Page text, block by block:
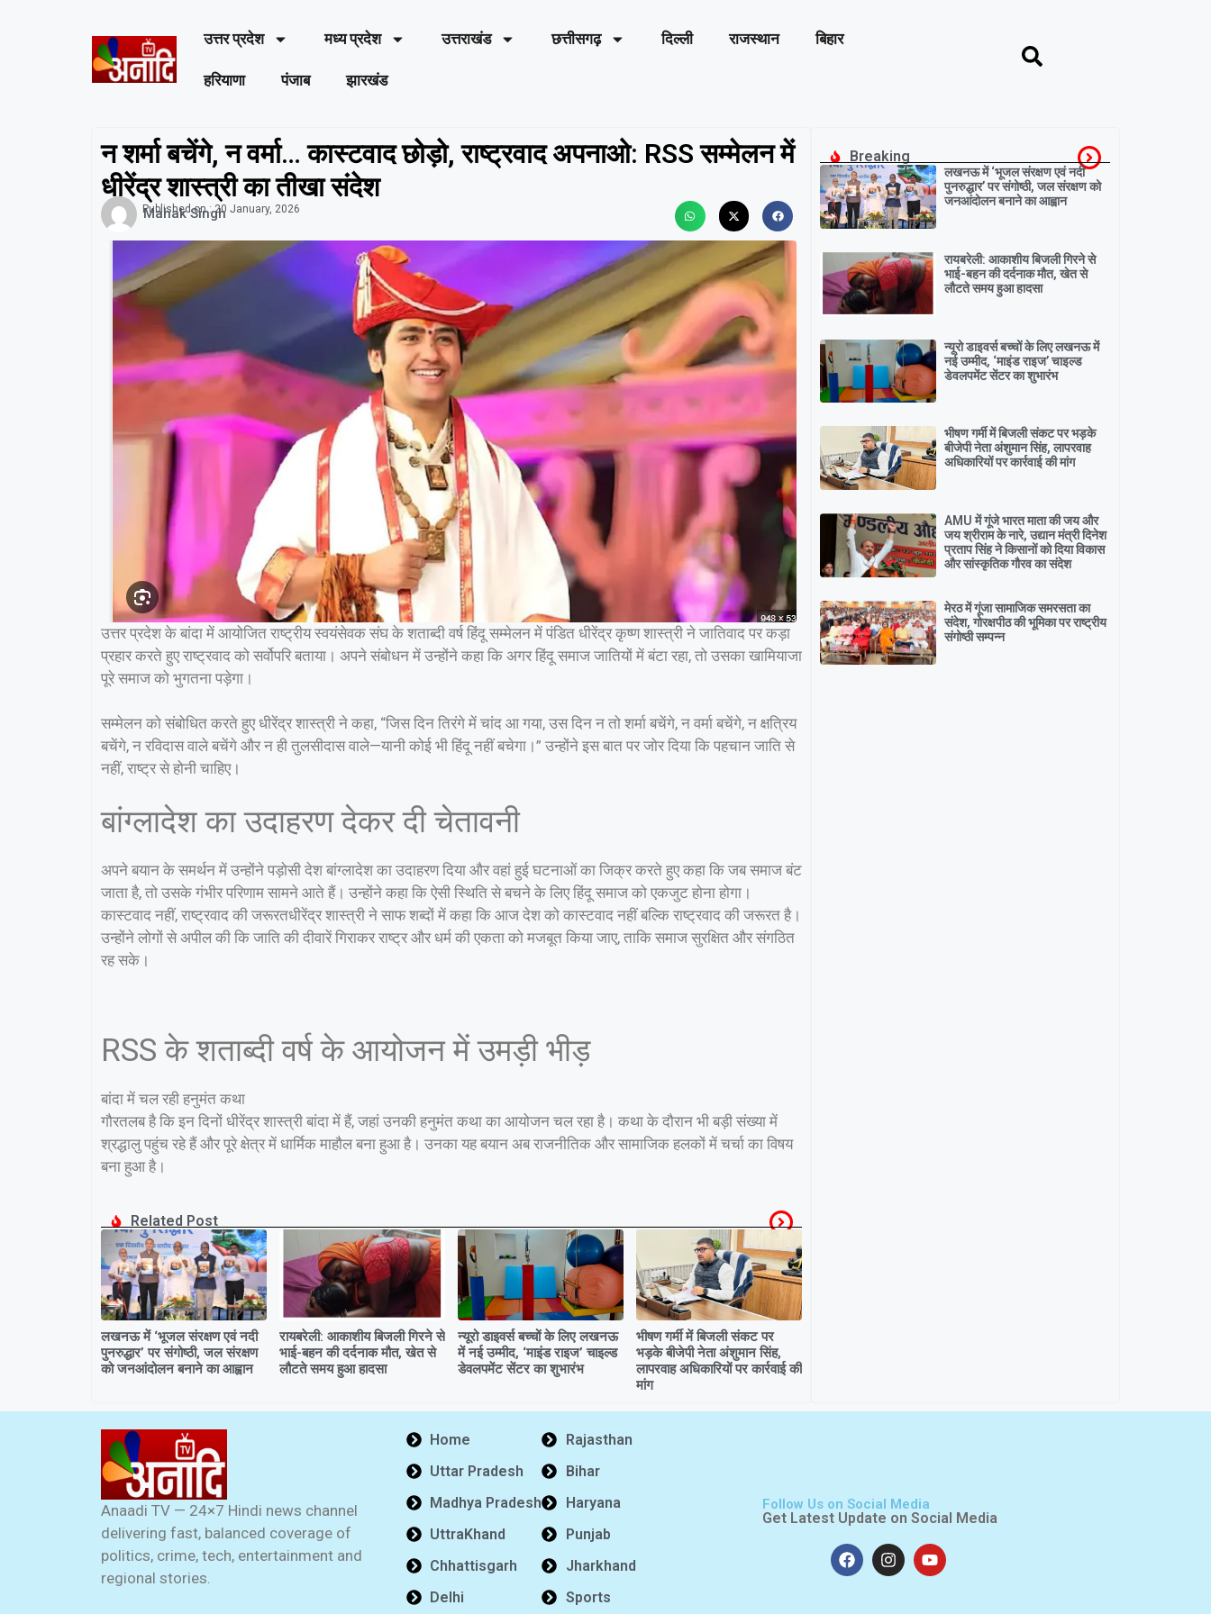
उत्तर प्रदेश मध्य प्रदेश उत्तराखंड छत्तीसगढ़ दिल्ली राजस्थान बिहार
हरियाणा पंजाब झारखंड
न शर्मा बचेंगे, न वर्मा… कास्टवाद छोड़ो, राष्ट्रवाद अपनाओ: RSS सम्मेलन में
धीरेंद्र शास्त्री का तीखा संदेश
Mahak Singh
Published on : 20 January, 2026
उत्तर प्रदेश के बांदा में आयोजित राष्ट्रीय स्वयंसेवक संघ के शताब्दी वर्ष हिंदू सम्मेलन में पंडित धीरेंद्र कृष्ण शास्त्री ने जातिवाद पर कड़ा
प्रहार करते हुए राष्ट्रवाद को सर्वोपरि बताया। अपने संबोधन में उन्होंने कहा कि अगर हिंदू समाज जातियों में बंटा रहा, तो उसका खामियाजा
पूरे समाज को भुगतना पड़ेगा।
सम्मेलन को संबोधित करते हुए धीरेंद्र शास्त्री ने कहा, “जिस दिन तिरंगे में चांद आ गया, उस दिन न तो शर्मा बचेंगे, न वर्मा बचेंगे, न क्षत्रिय
बचेंगे, न रविदास वाले बचेंगे और न ही तुलसीदास वाले—यानी कोई भी हिंदू नहीं बचेगा।” उन्होंने इस बात पर जोर दिया कि पहचान जाति से
नहीं, राष्ट्र से होनी चाहिए।
बांग्लादेश का उदाहरण देकर दी चेतावनी
अपने बयान के समर्थन में उन्होंने पड़ोसी देश बांग्लादेश का उदाहरण दिया और वहां हुई घटनाओं का जिक्र करते हुए कहा कि जब समाज बंट
जाता है, तो उसके गंभीर परिणाम सामने आते हैं। उन्होंने कहा कि ऐसी स्थिति से बचने के लिए हिंदू समाज को एकजुट होना होगा।
कास्टवाद नहीं, राष्ट्रवाद की जरूरतधीरेंद्र शास्त्री ने साफ शब्दों में कहा कि आज देश को कास्टवाद नहीं बल्कि राष्ट्रवाद की जरूरत है।
उन्होंने लोगों से अपील की कि जाति की दीवारें गिराकर राष्ट्र और धर्म की एकता को मजबूत किया जाए, ताकि समाज सुरक्षित और संगठित
रह सके।
RSS के शताब्दी वर्ष के आयोजन में उमड़ी भीड़
बांदा में चल रही हनुमंत कथा
गौरतलब है कि इन दिनों धीरेंद्र शास्त्री बांदा में हैं, जहां उनकी हनुमंत कथा का आयोजन चल रहा है। कथा के दौरान भी बड़ी संख्या में
श्रद्धालु पहुंच रहे हैं और पूरे क्षेत्र में धार्मिक माहौल बना हुआ है। उनका यह बयान अब राजनीतिक और सामाजिक हलकों में चर्चा का विषय
बना हुआ है।
Related Post
लखनऊ में ‘भूजल संरक्षण एवं नदी
पुनरुद्धार’ पर संगोष्ठी, जल संरक्षण
को जनआंदोलन बनाने का आह्वान
रायबरेली: आकाशीय बिजली गिरने से
भाई-बहन की दर्दनाक मौत, खेत से
लौटते समय हुआ हादसा
न्यूरो डाइवर्स बच्चों के लिए लखनऊ
में नई उम्मीद, ‘माइंड राइज’ चाइल्ड
डेवलपमेंट सेंटर का शुभारंभ
भीषण गर्मी में बिजली संकट पर
भड़के बीजेपी नेता अंशुमान सिंह,
लापरवाह अधिकारियों पर कार्रवाई की
मांग
Breaking
लखनऊ में ‘भूजल संरक्षण एवं नदी
पुनरुद्धार’ पर संगोष्ठी, जल संरक्षण को
जनआंदोलन बनाने का आह्वान
रायबरेली: आकाशीय बिजली गिरने से
भाई-बहन की दर्दनाक मौत, खेत से
लौटते समय हुआ हादसा
न्यूरो डाइवर्स बच्चों के लिए लखनऊ में
नई उम्मीद, ‘माइंड राइज’ चाइल्ड
डेवलपमेंट सेंटर का शुभारंभ
भीषण गर्मी में बिजली संकट पर भड़के
बीजेपी नेता अंशुमान सिंह, लापरवाह
अधिकारियों पर कार्रवाई की मांग
AMU में गूंजे भारत माता की जय और
जय श्रीराम के नारे, उद्यान मंत्री दिनेश
प्रताप सिंह ने किसानों को दिया विकास
और सांस्कृतिक गौरव का संदेश
मेरठ में गूंजा सामाजिक समरसता का
संदेश, गोरक्षपीठ की भूमिका पर राष्ट्रीय
संगोष्ठी सम्पन्न
Anaadi TV — 24×7 Hindi news channel
delivering fast, balanced coverage of
politics, crime, tech, entertainment and
regional stories.
Home
Uttar Pradesh
Madhya Pradesh
UttraKhand
Chhattisgarh
Delhi
Rajasthan
Bihar
Haryana
Punjab
Jharkhand
Sports
Follow Us on Social Media
Get Latest Update on Social Media